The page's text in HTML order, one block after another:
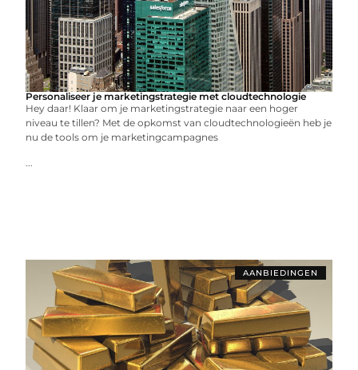
Personaliseer je marketingstrategie met cloudtechnologie
Hey daar! Klaar om je marketingstrategie naar een hoger
niveau te tillen? Met de opkomst van cloudtechnologieën heb je
nu de tools om je marketingcampagnes
...
AANBIEDINGEN